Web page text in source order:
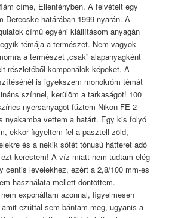
címe, Ellenfényben. A felvételt egy
Derecske határában 1999 nyarán. A
című egyéni kiállításom anyagán
témája a természet. Nem vagyok
a természet „csak” alapanyagként
részletéből komponálok képeket. A
is igyekszem monokróm témát
színnel, kerülöm a tarkaságot! 100
nyersanyagot fűztem Nikon FE-2
nyakamba vettem a határt. Egy kis folyó
ekkor figyeltem fel a pasztell zöld,
és a nekik sötét tónusú hátteret adó
kerestem! A víz miatt nem tudtam elég
centis levelekhez, ezért a 2,8/100 mm-es
használata mellett döntöttem.
exponáltam azonnal, figyelmesen
ezúttal sem bántam meg, ugyanis a